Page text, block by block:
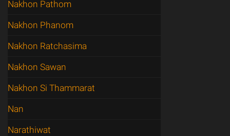
Nakhon Pathom
Nakhon Phanom
Nakhon Ratchasima
Nakhon Sawan
Nakhon Si Thammarat
Nan
Narathiwat